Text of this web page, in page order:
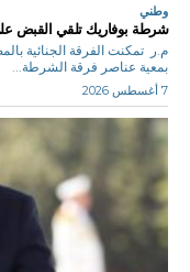
وطني
شرطة بوفاريك تلقي القبض
م.ر تمكنت الفرقة الجنائية
بمعية عناصر فرقة الشرطة...
7 أغسطس 2026